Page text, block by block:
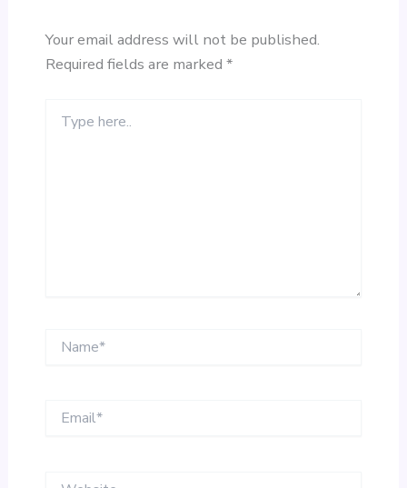
Your email address will not be published.
Required fields are marked *
here..